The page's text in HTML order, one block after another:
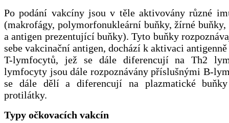
Po podání vakcíny jsou v těle aktivovány různé
(makrofágy, polymorfonukleární buňky, žírné
a antigen prezentující buňky). Tyto buňky
sebe vakcinační antigen, dochází k aktivaci
T-lymfocytů, jež se dále diferencují na Th2
lymfocyty jsou dále rozpoznávány příslušnými B-
se dále dělí a diferencují na plazmatické
protilátky.
Typy očkovacích vakcín